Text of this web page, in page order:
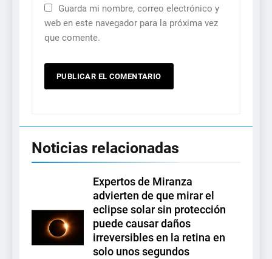
Guarda mi nombre, correo electrónico y
web en este navegador para la próxima vez
que comente.
Noticias relacionadas
Expertos de Miranza
advierten de que mirar el
eclipse solar sin protección
puede causar daños
irreversibles en la retina en
solo unos segundos